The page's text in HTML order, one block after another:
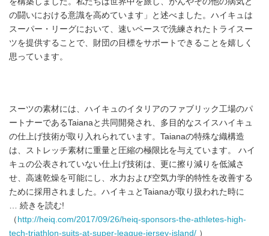
の闘いにおける意識を高めています」と述べました。ハイキュは
スーパー・リーグにおいて、速いペースで洗練されたトライスー
ツを提供することで、財団の目標をサポートできることを嬉しく
思っています。
スーツの素材には、ハイキュのイタリアのファブリック工場のパ
ートナーであるTaianaと共同開発され、多目的なスイスハイキュ
の仕上げ技術が取り入れられています。Taianaの特殊な織構造
は、ストレッチ素材に重量と圧縮の極限比を与えています。 ハイ
キュの公表されていない仕上げ技術は、更に擦り減りを低減さ
せ、高速乾燥を可能にし、水力および空気力学的特性を改善する
ために採用されました。ハイキュとTaianaが取り扱われた時に
… 続きを読む!
（ http://heiq.com/2017/09/26/heiq-sponsors-the-athletes-high-
tech-triathlon-suits-at-super-league-jersey-island/ ）